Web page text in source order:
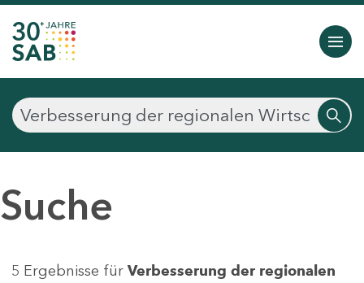
Suche
5 Ergebnisse für Verbesserung der regionalen